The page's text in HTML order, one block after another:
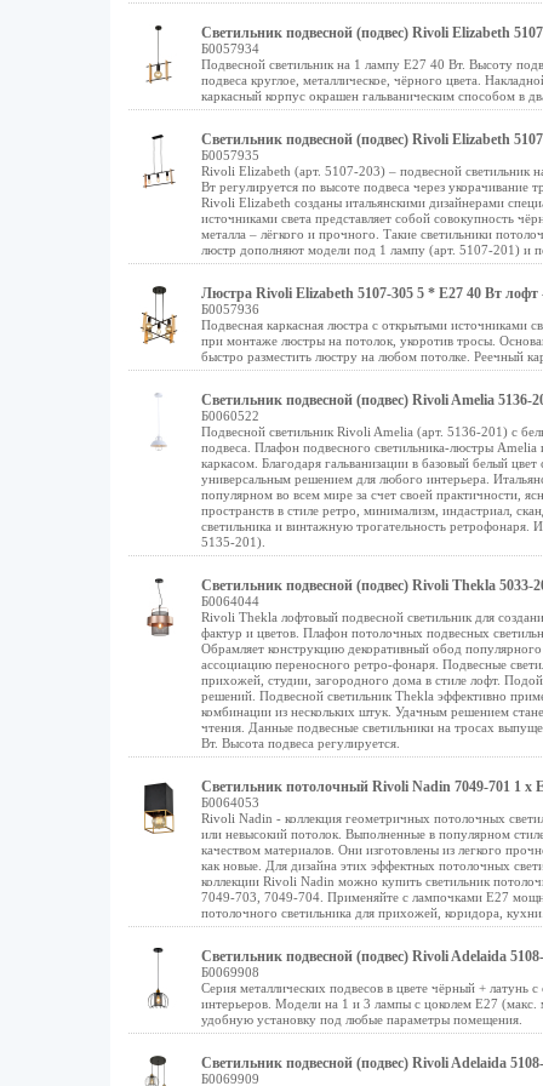
Светильник подвесной (подвес) Rivoli Elizabeth
Б0057934
Подвесной светильник на 1 лампу Е27 40 Вт. Высоту
подвеса круглое, металлическое, чёрного цвета.
каркасный корпус окрашен гальваническим способом в
Светильник подвесной (подвес) Rivoli Elizabeth
Б0057935
Rivoli Elizabeth (арт. 5107-203) – подвесной светильник
Вт регулируется по высоте подвеса через укорачивание
Rivoli Elizabeth созданы итальянскими дизайнерами
источниками света представляет собой совокупность
металла – лёгкого и прочного. Такие светильники
люстр дополняют модели под 1 лампу (арт. 5107-201) и
Люстра Rivoli Elizabeth 5107-305 5 * Е27 40 Вт лофт
Б0057936
Подвесная каркасная люстра с открытыми источниками
при монтаже люстры на потолок, укоротив тросы.
быстро разместить люстру на любом потолке. Реечный
Светильник подвесной (подвес) Rivoli Amelia
Б0060522
Подвесной светильник Rivoli Amelia (арт. 5136-201) с
подвеса. Плафон подвесного светильника-люстры Amelia
каркасом. Благодаря гальванизации в базовый белый
универсальным решением для любого интерьера.
популярном во всем мире за счет своей практичности,
пространств в стиле ретро, минимализм, индастриал,
светильника и винтажную трогательность ретрофонаря.
5135-201).
Светильник подвесной (подвес) Rivoli Thekla 5033-
Б0064044
Rivoli Thekla лофтовый подвесной светильник для
фактур и цветов. Плафон потолочных подвесных
Обрамляет конструкцию декоративный обод
ассоциацию переносного ретро-фонаря. Подвесные
прихожей, студии, загородного дома в стиле лофт.
решений. Подвесной светильник Thekla эффективно
комбинации из нескольких штук. Удачным решением
чтения. Данные подвесные светильники на тросах
Вт. Высота подвеса регулируется.
Светильник потолочный Rivoli Nadin 7049-701 1 х
Б0064053
Rivoli Nadin - коллекция геометричных потолочных
или невысокий потолок. Выполненные в популярном
качеством материалов. Они изготовлены из легкого
как новые. Для дизайна этих эффектных потолочных
коллекции Rivoli Nadin можно купить светильник
7049-703, 7049-704. Применяйте с лампочками Е27
потолочного светильника для прихожей, коридора,
Светильник подвесной (подвес) Rivoli Adelaida
Б0069908
Серия металлических подвесов в цвете чёрный +
интерьеров. Модели на 1 и 3 лампы с цоколем E27 (макс.
удобную установку под любые параметры помещения.
Светильник подвесной (подвес) Rivoli Adelaida
Б0069909